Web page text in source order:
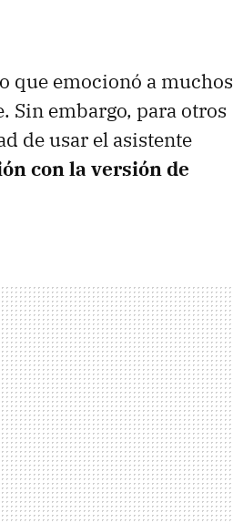
que emocionó a muchos
Sin embargo, para otros
de usar el asistente
con la versión de